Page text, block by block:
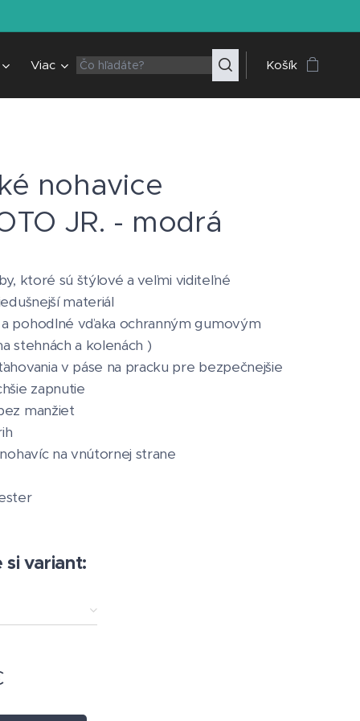
Viac Košík
nohavice
JR. - modrá
ktoré sú štýlové a veľmi viditeľné
materiál
pohodlné vďaka ochranným gumovým
stehnách a kolenách )
v páse na pracku pre bezpečnejšie
zapnutie
manžiet
na vnútornej strane
variant: